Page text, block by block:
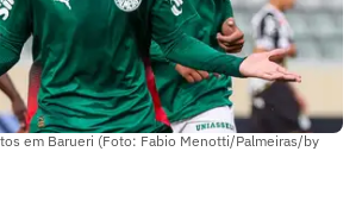
em Barueri (Foto: Fabio Menotti/Palmeiras/by